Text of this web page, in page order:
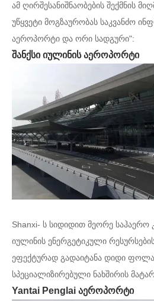
ამ ღირშესანიშნაობების შექმნის
უწყვეტი მოგზაურობას საკვანძო
აეროპორტი და ორი სადგური":
შანქსი იულინის აეროპორტი
Shanxi- ს სიდიდით მეორე საჰაერო
იულინის ენერგეტიკული
ეფექტურად გადაიტანა დიდი
სპეციალიზირებული ნახშირის
Yantai Penglai აეროპორტი